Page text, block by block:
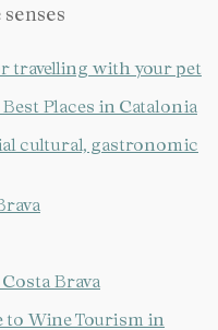
travelling with your pet
Places in Catalonia
cultural, gastronomic
Brava
to Wine Tourism in